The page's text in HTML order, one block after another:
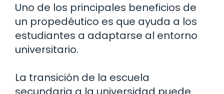
Uno de los principales beneficios de
un propedéutico es que ayuda a los
estudiantes a adaptarse al entorno
universitario.
La transición de la escuela